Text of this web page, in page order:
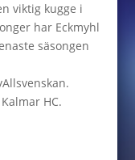
viktig kugge i
har Eckmyhl
säsongen
HC.